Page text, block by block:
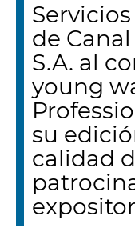
de
S.A. al
young
su
calidad
expositor